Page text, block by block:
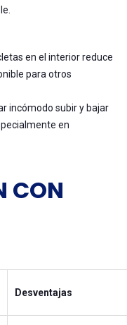
en el interior reduce
para otros
incómodo subir y bajar
en
CON
Desventajas